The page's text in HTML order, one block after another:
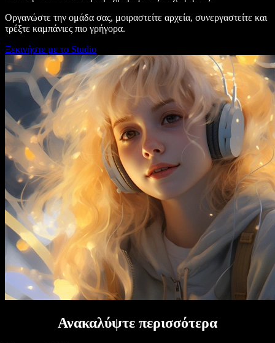
Οργανώστε την ομάδα σας, μοιραστείτε αρχεία, συνεργαστείτε και
τρέξτε καμπάνιες πιο γρήγορα.
Ξεκινήστε με το Studio
Ανακαλύψτε περισσότερα